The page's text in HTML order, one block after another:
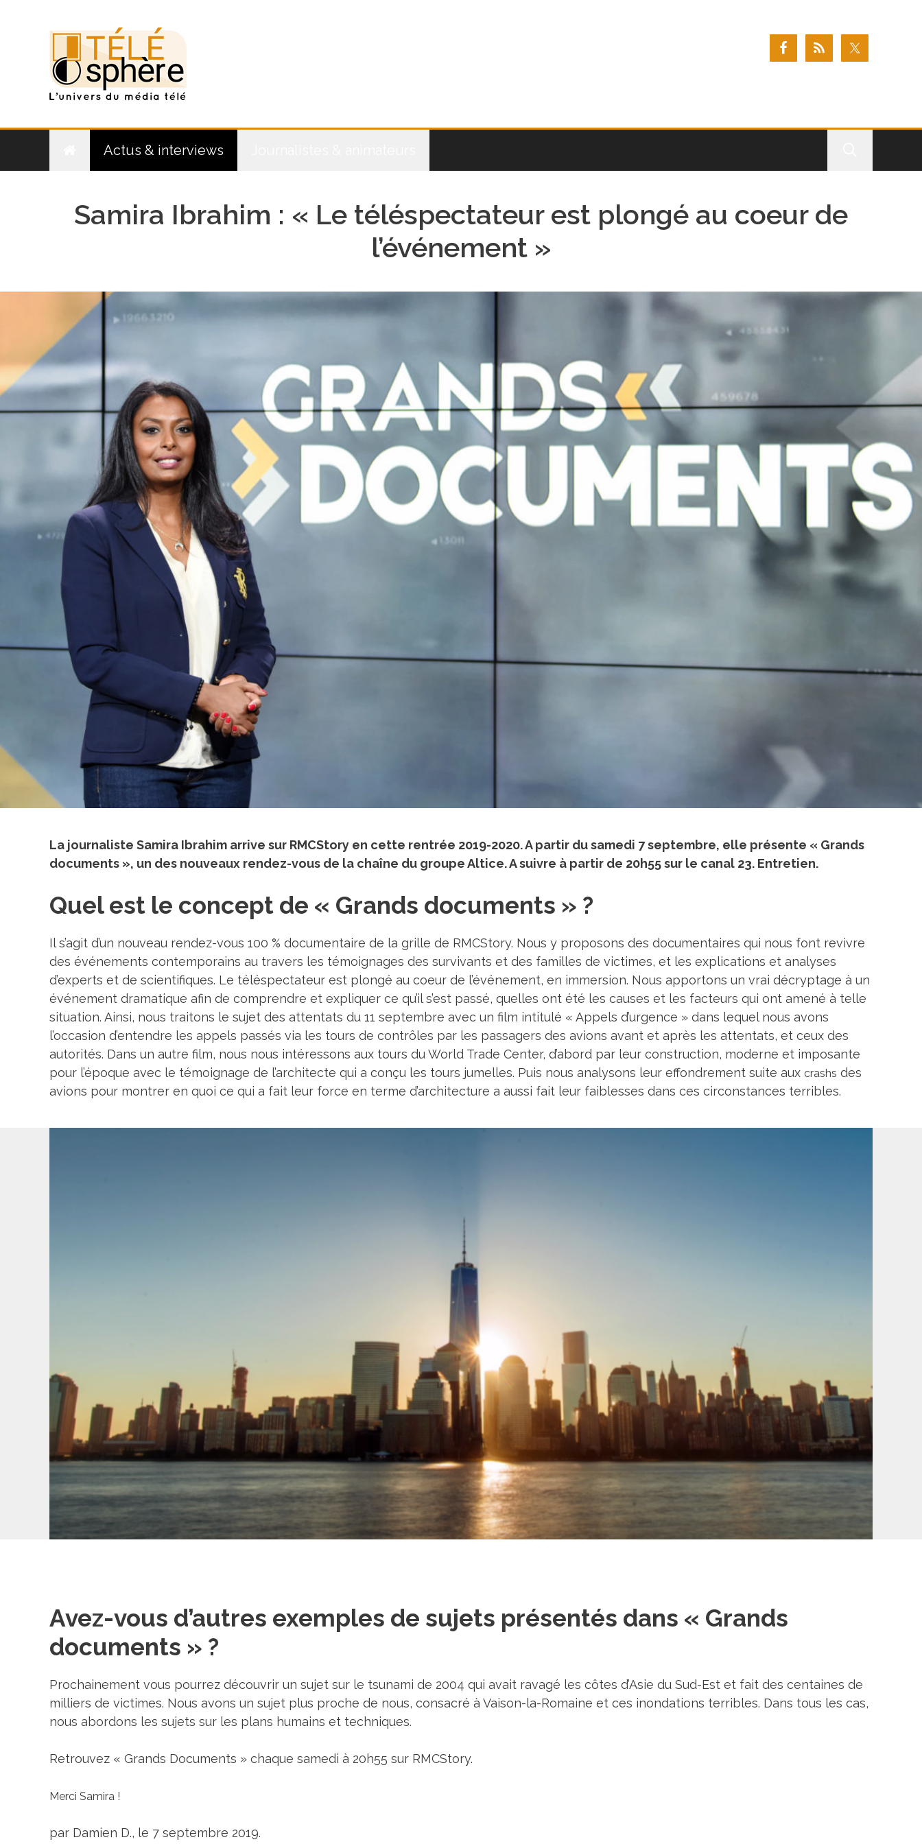
Actus & interviews
Samira Ibrahim : « Le téléspectateur est plongé au coeur de
l’événement »
La journaliste Samira Ibrahim arrive sur RMCStory en cette rentrée 2019-2020. A partir du samedi 7 septembre, elle présente « Grands
documents », un des nouveaux rendez-vous de la chaîne du groupe Altice. A suivre à partir de 20h55 sur le canal 23. Entretien.
Quel est le concept de « Grands documents » ?
Il s’agit d’un nouveau rendez-vous 100 % documentaire de la grille de RMCStory. Nous y proposons des documentaires qui nous font revivre
des événements contemporains au travers les témoignages des survivants et des familles de victimes, et les explications et analyses
d’experts et de scientifiques. Le téléspectateur est plongé au coeur de l’événement, en immersion. Nous apportons un vrai décryptage à un
événement dramatique afin de comprendre et expliquer ce qu’il s’est passé, quelles ont été les causes et les facteurs qui ont amené à telle
situation. Ainsi, nous traitons le sujet des attentats du 11 septembre avec un film intitulé « Appels d’urgence » dans lequel nous avons
l’occasion d’entendre les appels passés via les tours de contrôles par les passagers des avions avant et après les attentats, et ceux des
autorités. Dans un autre film, nous nous intéressons aux tours du World Trade Center, d’abord par leur construction, moderne et imposante
pour l’époque avec le témoignage de l’architecte qui a conçu les tours jumelles. Puis nous analysons leur effondrement suite aux crashs des
avions pour montrer en quoi ce qui a fait leur force en terme d’architecture a aussi fait leur faiblesses dans ces circonstances terribles.
Avez-vous d’autres exemples de sujets présentés dans « Grands
documents » ?
Prochainement vous pourrez découvrir un sujet sur le tsunami de 2004 qui avait ravagé les côtes d’Asie du Sud-Est et fait des centaines de
milliers de victimes. Nous avons un sujet plus proche de nous, consacré à Vaison-la-Romaine et ces inondations terribles. Dans tous les cas,
nous abordons les sujets sur les plans humains et techniques.
Retrouvez « Grands Documents » chaque samedi à 20h55 sur RMCStory.
Merci Samira !
par Damien D., le 7 septembre 2019.